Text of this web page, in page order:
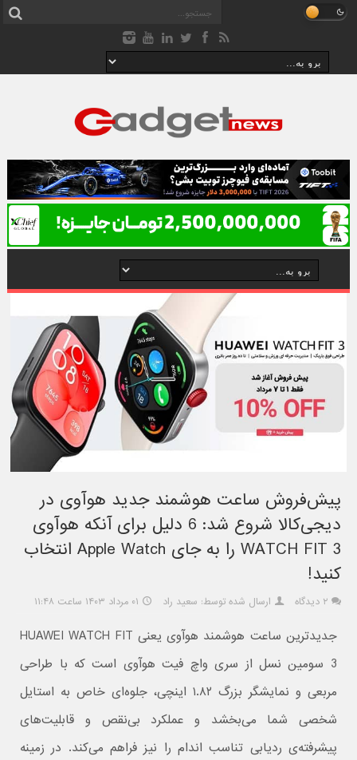
پیش‌فروش ساعت هوشمند جدید هوآوی در
دیجی‌کالا شروع شد: 6 دلیل برای آنکه هوآوی
WATCH FIT 3 را به جای Apple Watch انتخاب
کنید!
۲ دیدگاه ارسال شده توسط: سعید راد ۰۱ مرداد ۱۴۰۳ ساعت ۱۱:۴۸
جدیدترین ساعت هوشمند هوآوی یعنی HUAWEI WATCH FIT
3 سومین نسل از سری واچ فیت هوآوی است که با طراحی
مربعی و نمایشگر بزرگ ۱.۸۲ اینچی، جلوه‌ای خاص به استایل
شخصی شما می‌بخشد و عملکرد بی‌نقص و قابلیت‌های
پیشرفته‌ی ردیابی تناسب اندام را نیز فراهم می‌کند. در زمینه